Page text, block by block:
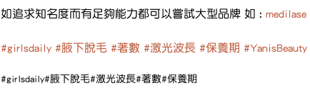
如追求知名度而有足夠能力都可以嘗試大型品牌 如 : medilase
#girlsdaily #腋下脫毛 #著數 #激光波長 #保養期 #YanisBeauty
#girlsdaily#腋下脫毛#激光波長#著數#保養期